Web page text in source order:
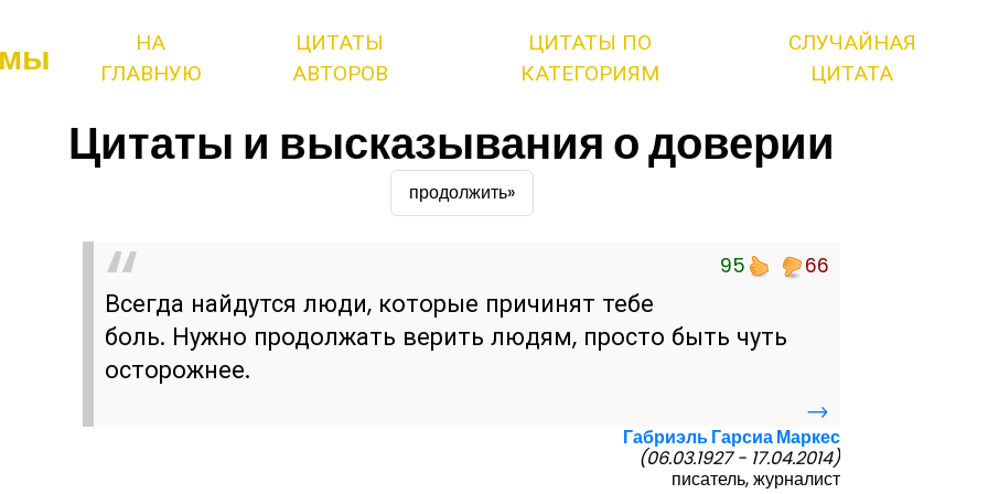
НА
ГЛАВНУЮ
ЦИТАТЫ
АВТОРОВ
ЦИТАТЫ ПО
КАТЕГОРИЯМ
СЛУЧАЙНАЯ
ЦИТАТА
Цитаты и высказывания о доверии
продолжить»
95 66
Всегда найдутся люди, которые причинят тебе
боль. Нужно продолжать верить людям, просто быть чуть
осторожнее.
→
Габриэль Гарсиа Маркес
(06.03.1927 - 17.04.2014)
писатель, журналист